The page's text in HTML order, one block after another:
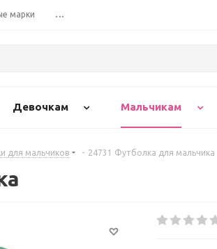
марки ...
Девочкам Мальчикам
для мальчиков - 24731 Футболка для мальчика